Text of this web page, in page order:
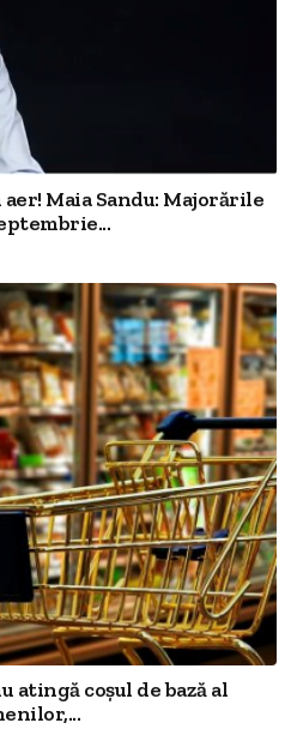
Maia Sandu: Majorările
atingă coșul de bază al